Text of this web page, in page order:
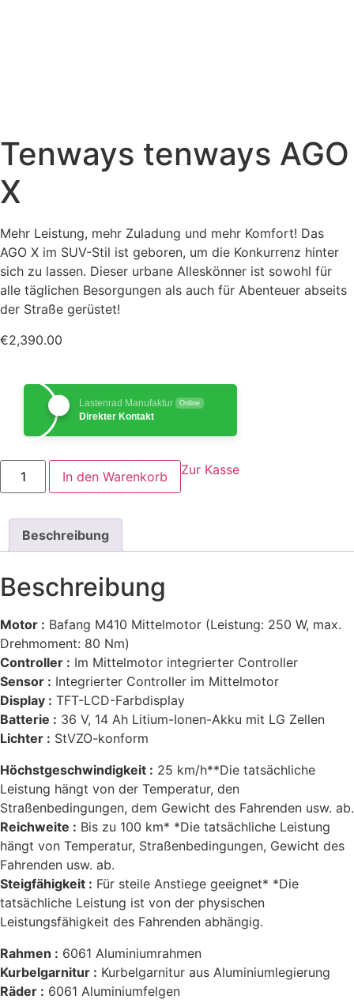
Tenways tenways AGO
X
Mehr Leistung, mehr Zuladung und mehr Komfort! Das
AGO X im SUV-Stil ist geboren, um die Konkurrenz hinter
sich zu lassen. Dieser urbane Alleskönner ist sowohl für
alle täglichen Besorgungen als auch für Abenteuer abseits
der Straße gerüstet!
€2,390.00
Lastenrad Manufaktur Online
Direkter Kontakt
Tenways
tenways
AGO
Menge
In den Warenkorb Zur Kasse
Beschreibung
Beschreibung
Motor : Bafang M410 Mittelmotor (Leistung: 250 W, max.
Drehmoment: 80 Nm)
Controller : Im Mittelmotor integrierter Controller
Sensor : Integrierter Controller im Mittelmotor
Display : TFT-LCD-Farbdisplay
Batterie : 36 V, 14 Ah Litium-Ionen-Akku mit LG Zellen
Lichter : StVZO-konform
Höchstgeschwindigkeit : 25 km/h**Die tatsächliche
Leistung hängt von der Temperatur, den
Straßenbedingungen, dem Gewicht des Fahrenden usw. ab.
Reichweite : Bis zu 100 km* *Die tatsächliche Leistung
hängt von Temperatur, Straßenbedingungen, Gewicht des
Fahrenden usw. ab.
Steigfähigkeit : Für steile Anstiege geeignet* *Die
tatsächliche Leistung ist von der physischen
Leistungsfähigkeit des Fahrenden abhängig.
Rahmen : 6061 Aluminiumrahmen
Kurbelgarnitur : Kurbelgarnitur aus Aluminiumlegierung
Räder : 6061 Aluminiumfelgen